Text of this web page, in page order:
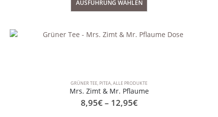
AUSFÜHRUNG WÄHLEN
GRÜNER TEE, PITEA,ALLE PRODUKTE
Mrs. Zimt & Mr. Pflaume
8,95€– 12,95€